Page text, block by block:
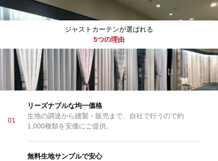
ジャストカーテンが選ばれる
5つの理由
01
リーズナブルな均一価格
生地の調達から縫製・販売まで、自社で行うので約
1,000種類を安価にご提供。
無料生地サンプルで安心